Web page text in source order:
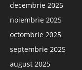
decembrie 2025
noiembrie 2025
octombrie 2025
septembrie 2025
august 2025